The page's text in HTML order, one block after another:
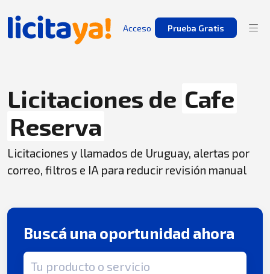
Acceso Prueba Gratis
Licitaciones de Cafe
Reserva
Licitaciones y llamados de Uruguay, alertas por
correo, filtros e IA para reducir revisión manual
Buscá una oportunidad ahora
Término de búsqueda